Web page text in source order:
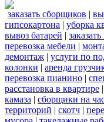
заказать сборщиков |
гипсокартона | уборка
вывоз батарей |
перевозка мебели |
демонтаж | услуги по
колонки | аренда
перевозка пианино |
расстановка в квартире |
камаза | сборщики на
территорий | скотч |